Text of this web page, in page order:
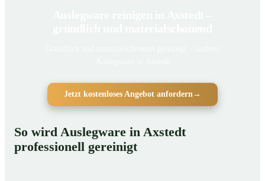
Jetzt kostenloses Angebot anfordern→
So wird Auslegware in Axstedt
professionell gereinigt